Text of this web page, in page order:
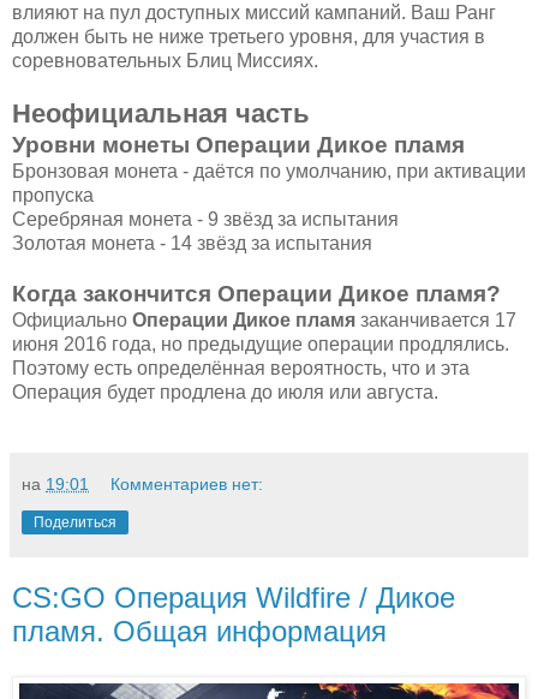
влияют на пул доступных миссий кампаний. Ваш Ранг
должен быть не ниже третьего уровня, для участия в
соревновательных Блиц Миссиях.
Неофициальная часть
Уровни монеты Операции Дикое пламя
Бронзовая монета - даётся по умолчанию, при активации
пропуска
Серебряная монета - 9 звёзд за испытания
Золотая монета - 14 звёзд за испытания
Когда закончится Операции Дикое пламя?
Официально Операции Дикое пламя заканчивается 17
июня 2016 года, но предыдущие операции продлялись.
Поэтому есть определённая вероятность, что и эта
Операция будет продлена до июля или августа.
на 19:01 Комментариев нет:
Поделиться
CS:GO Операция Wildfire / Дикое
пламя. Общая информация